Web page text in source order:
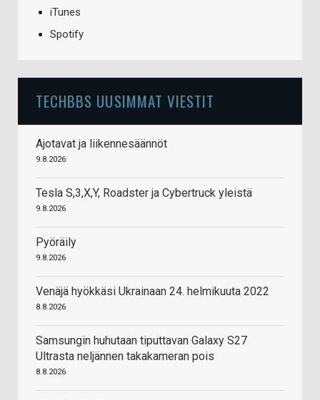
iTunes
Spotify
TECHBBS UUSIMMAT VIESTIT
Ajotavat ja liikennesäännöt
9.8.2026
Tesla S,3,X,Y, Roadster ja Cybertruck yleistä
9.8.2026
Pyöräily
9.8.2026
Venäjä hyökkäsi Ukrainaan 24. helmikuuta 2022
8.8.2026
Samsungin huhutaan tiputtavan Galaxy S27
Ultrasta neljännen takakameran pois
8.8.2026